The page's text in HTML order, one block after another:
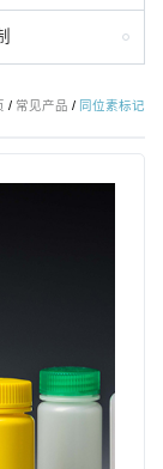
/ 常见产品 / 同位素标记